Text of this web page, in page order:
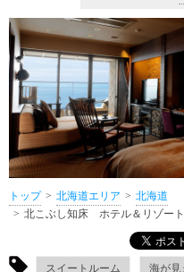
トップ 北海道エリア
北海道
北こぶし知床 ホテル＆リゾー
スイートルーム 海が見